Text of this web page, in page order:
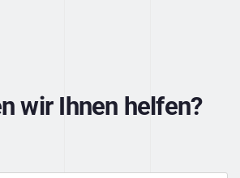
wir Ihnen helfen?